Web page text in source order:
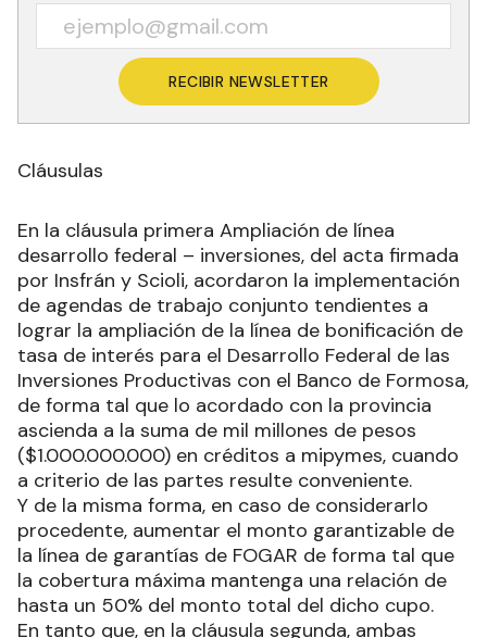
Recibí las noticias en tu email
RECIBIR NEWSLETTER
Cláusulas
En la cláusula primera Ampliación de línea
desarrollo federal – inversiones, del acta firmada
por Insfrán y Scioli, acordaron la implementación
de agendas de trabajo conjunto tendientes a
lograr la ampliación de la línea de bonificación de
tasa de interés para el Desarrollo Federal de las
Inversiones Productivas con el Banco de Formosa,
de forma tal que lo acordado con la provincia
ascienda a la suma de mil millones de pesos
($1.000.000.000) en créditos a mipymes, cuando
a criterio de las partes resulte conveniente.
Y de la misma forma, en caso de considerarlo
procedente, aumentar el monto garantizable de
la línea de garantías de FOGAR de forma tal que
la cobertura máxima mantenga una relación de